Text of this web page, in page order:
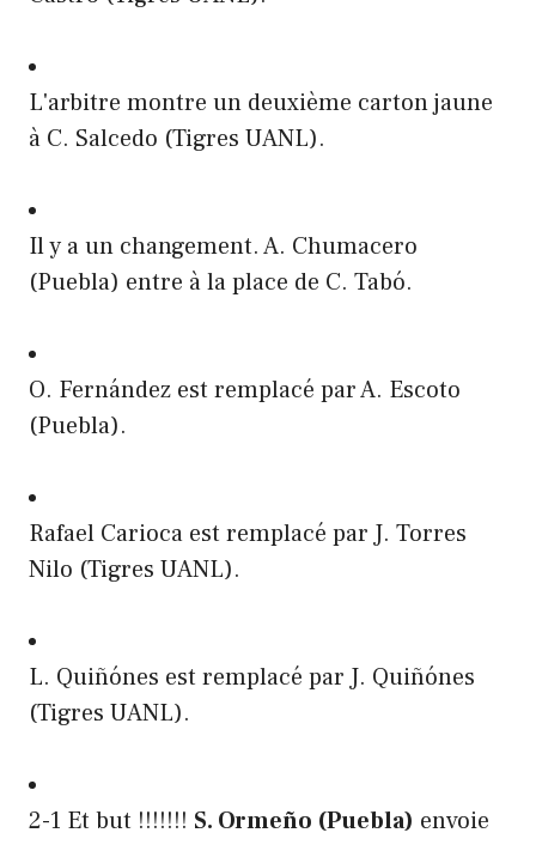
L'arbitre montre un deuxième carton jaune
à C. Salcedo (Tigres UANL).
Il y a un changement. A. Chumacero
(Puebla) entre à la place de C. Tabó.
O. Fernández est remplacé par A. Escoto
(Puebla).
Rafael Carioca est remplacé par J. Torres
Nilo (Tigres UANL).
L. Quiñónes est remplacé par J. Quiñónes
(Tigres UANL).
2-1 Et but !!!!!!! S. Ormeño (Puebla) envoie